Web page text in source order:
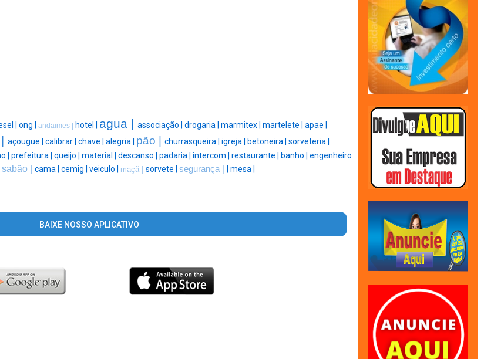
| ong | andaimes | hotel | agua | associação | drogaria | marmitex | martelete | apae |
açougue | calibrar | chave | alegria | pão | churrasqueira | igreja | betoneira | sorveteria |
| prefeitura | queijo | material | descanso | padaria | intercom | restaurante | banho | engenheiro
sabão | cama | cemig | veiculo | maçã | sorvete | segurança | mesa |
BAIXE NOSSO APLICATIVO